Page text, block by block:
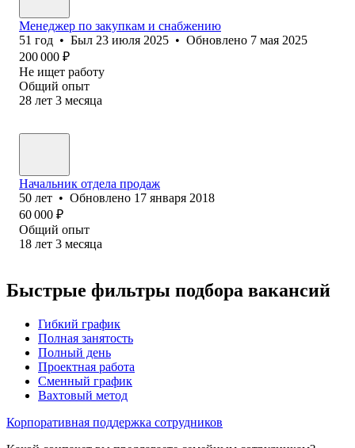
Менеджер по закупкам и снабжению
51 год • Был 23 июля 2025 • Обновлено 7 мая 2025
200 000 ₽
Не ищет работу
Общий опыт
28 лет 3 месяца
Начальник отдела продаж
50 лет • Обновлено 17 января 2018
60 000 ₽
Общий опыт
18 лет 3 месяца
Быстрые фильтры подбора вакансий
Гибкий график
Полная занятость
Полный день
Проектная работа
Сменный график
Вахтовый метод
Корпоративная поддержка сотрудников